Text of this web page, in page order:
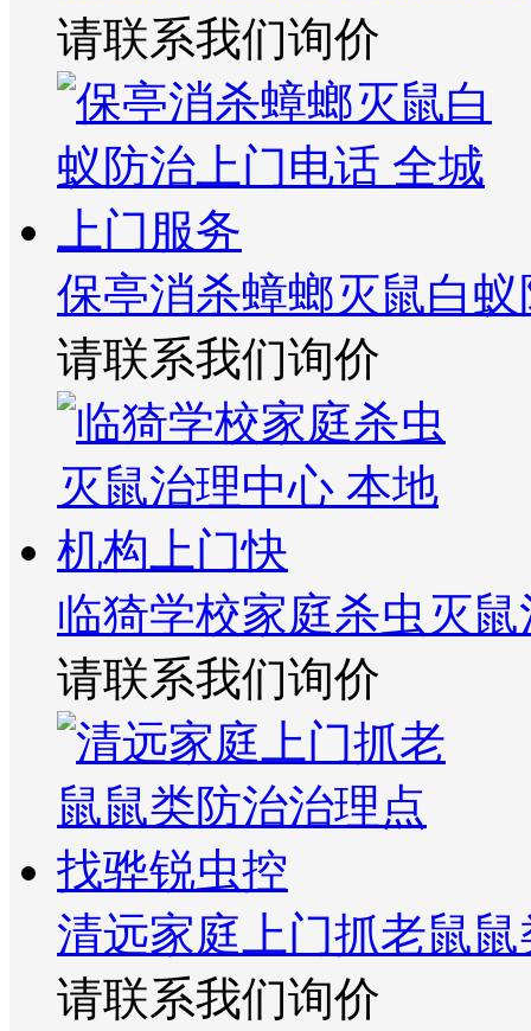
请联系我们询价
保亭消杀蟑螂灭鼠白
请联系我们询价
临猗学校家庭杀虫灭
请联系我们询价
清远家庭上门抓老鼠
请联系我们询价